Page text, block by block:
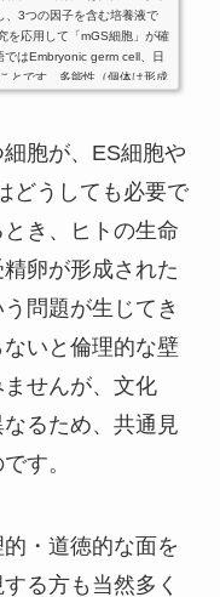
、3つの因子を含む培養液で
を応用して「mGS細胞」が確
はEmbryonic germ cell、日
とです。多能性（個体は形成
外胚葉に属する全ての細胞系
cell）から作られます。1998
）の培養の...
胞が、ES細胞や
どうしても必要で
き、ヒトの生命
卵が形成された
問題が生じてき
いと倫理的な壁
せんが、文化
るため、共通見
す。
・道徳的な面を
る方も当然多く